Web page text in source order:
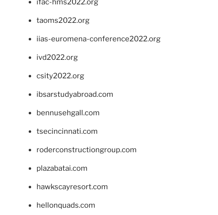
ifac-hms2022.org
taoms2022.org
iias-euromena-conference2022.org
ivd2022.org
csity2022.org
ibsarstudyabroad.com
bennusehgall.com
tsecincinnati.com
roderconstructiongroup.com
plazabatai.com
hawkscayresort.com
hellonquads.com